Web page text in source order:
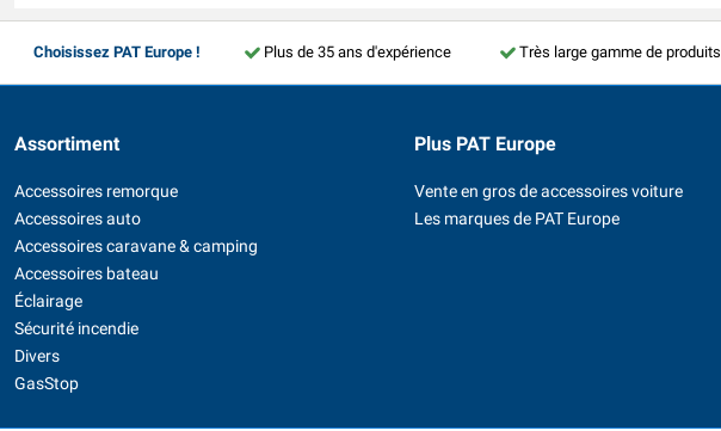
Choisissez PAT Europe ! Plus de 35 ans d'expérience Très large gamme de produits
Assortiment
Accessoires remorque
Accessoires auto
Accessoires caravane & camping
Accessoires bateau
Éclairage
Sécurité incendie
Divers
GasStop
Plus PAT Europe
Vente en gros de accessoires voiture
Les marques de PAT Europe